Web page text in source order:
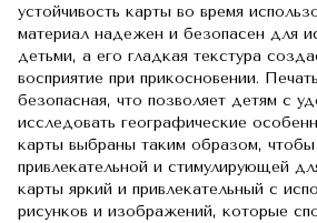
устойчивость карты во время
материал надежен и безопасен для
детьми, а его гладкая текстура
восприятие при прикосновении.
безопасная, что позволяет детям с
исследовать географические
карты выбраны таким образом, чтобы
привлекательной и стимулирующей
карты яркий и привлекательный с
рисунков и изображений, которые